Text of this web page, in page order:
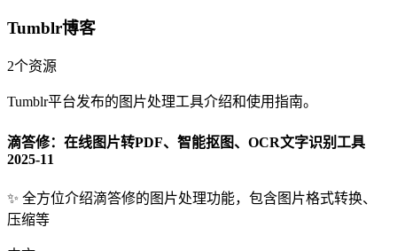
Tumblr博客
2个资源
Tumblr平台发布的图片处理工具介绍和使用指南。
滴答修：在线图片转PDF、智能抠图、OCR文字识别工具
2025-11
✨ 全方位介绍滴答修的图片处理功能，包含图片格式转换、
压缩等